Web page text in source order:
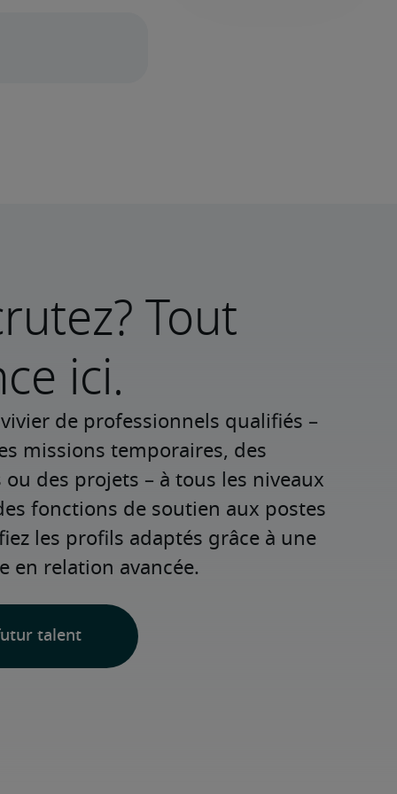
Tout
ici.
de professionnels qualifiés –
missions temporaires, des
des projets – à tous les niveaux
fonctions de soutien aux postes
les profils adaptés grâce à une
en relation avancée.
talent